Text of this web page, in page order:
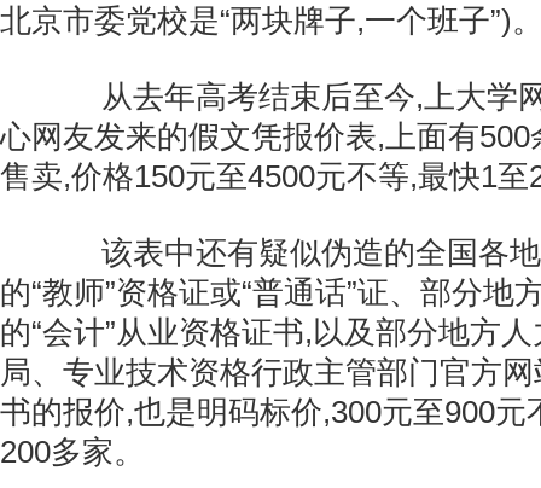
北京市委党校是“两块牌子,一个班子”)
从去年高考结束后至今,上大学
心网友发来的假文凭报价表,上面有
售卖,价格150元至4500元不等,最快1
该表中还有疑似伪造的全国各地
的“教师”资格证或“普通话”证、部分地
的“会计”从业资格证书,以及部分地方
局、专业技术资格行政主管部门官方网
书的报价,也是明码标价,300元至900元
200多家。